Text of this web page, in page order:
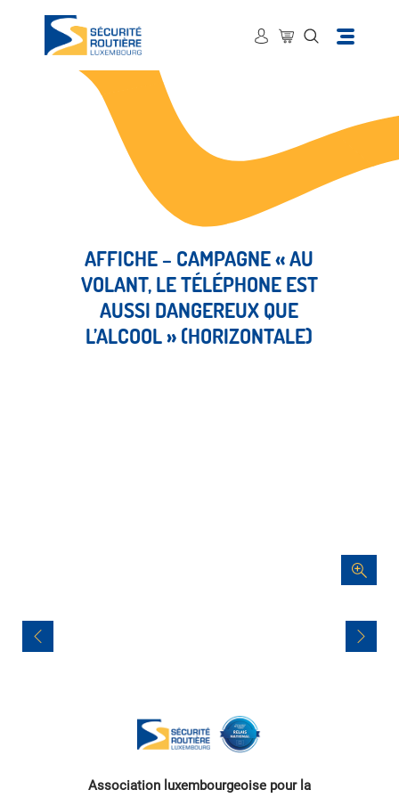
AFFICHE – CAMPAGNE « AU
VOLANT, LE TÉLÉPHONE EST
AUSSI DANGEREUX QUE
L’ALCOOL » (HORIZONTALE)
Navigation
de
Association luxembourgeoise pour la